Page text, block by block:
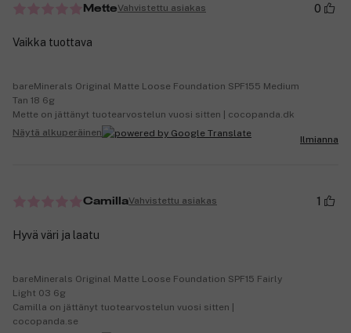
MetteVahvistettu asiakas 0
Vaikka tuottava
bareMinerals Original Matte Loose Foundation SPF155 Medium
Tan 18 6g
Mette on jättänyt tuotearvostelun vuosi sitten | cocopanda.dk
Näytä alkuperäinen
Ilmianna
CamillaVahvistettu asiakas 1
Hyvä väri ja laatu
bareMinerals Original Matte Loose Foundation SPF15 Fairly
Light 03 6g
Camilla on jättänyt tuotearvostelun vuosi sitten |
cocopanda.se